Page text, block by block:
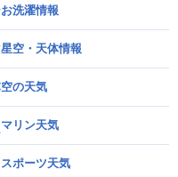
お洗濯情報
星空・天体情報
空の天気
マリン天気
スポーツ天気